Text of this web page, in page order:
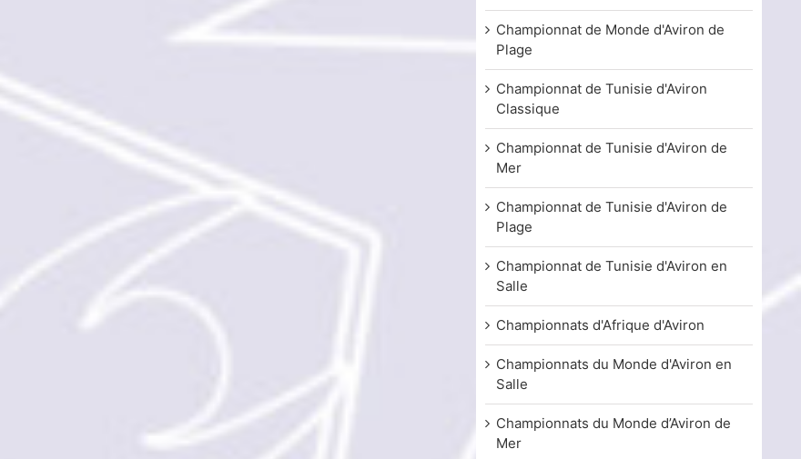
Championnat de Monde d'Aviron de
Plage
Championnat de Tunisie d'Aviron
Classique
Championnat de Tunisie d'Aviron de
Mer
Championnat de Tunisie d'Aviron de
Plage
Championnat de Tunisie d'Aviron en
Salle
Championnats d'Afrique d'Aviron
Championnats du Monde d'Aviron en
Salle
Championnats du Monde d’Aviron de
Mer